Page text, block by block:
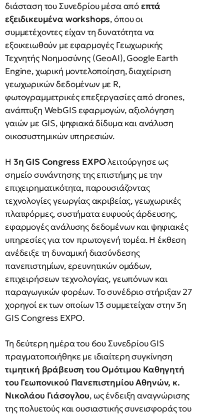
διάσταση του Συνεδρίου μέσα απόεπτά
εξειδικευμένα workshops, όπου οι
συμμετέχοντες είχαν τη δυνατότητα να
εξοικειωθούν με εφαρμογές Γεωχωρικής
Τεχνητής Νοημοσύνης (GeoAI), Google Earth
Engine, χωρική μοντελοποίηση, διαχείριση
γεωχωρικών δεδομένων με R,
φωτογραμμετρικές επεξεργασίες από drones,
ανάπτυξη WebGIS εφαρμογών, αξιολόγηση
γαιών με GIS, ψηφιακά δίδυμα και ανάλυση
οικοσυστημικών υπηρεσιών.
Η 3η GIS Congress EXPOλειτούργησε ως
σημείο συνάντησης της επιστήμης με την
επιχειρηματικότητα, παρουσιάζοντας
τεχνολογίες γεωργίας ακριβείας, γεωχωρικές
πλατφόρμες, συστήματα ευφυούς άρδευσης,
εφαρμογές ανάλυσης δεδομένων και ψηφιακές
υπηρεσίες για τον πρωτογενή τομέα. Η έκθεση
ανέδειξε τη δυναμική διασύνδεσης
πανεπιστημίων, ερευνητικών ομάδων,
επιχειρήσεων τεχνολογίας, γεωπόνων και
παραγωγικών φορέων. Το συνέδριο στήριξαν 27
χορηγοί εκ των οποίων 13 συμμετείχαν στην 3η
GIS Congress EXPO.
Τη δεύτερη ημέρα του 6ου Συνεδρίου GIS
πραγματοποιήθηκε με ιδιαίτερη συγκίνηση
τιμητική βράβευση του Ομότιμου Καθηγητή
του Γεωπονικού Πανεπιστημίου Αθηνών, κ.
Νικολάου Γιάσογλου, ως ένδειξη αναγνώρισης
της πολυετούς και ουσιαστικής συνεισφοράς του